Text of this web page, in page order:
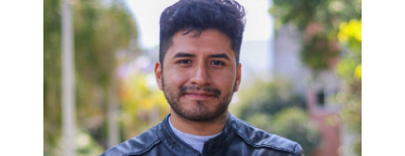
Alexander Vásquez, estudiante de